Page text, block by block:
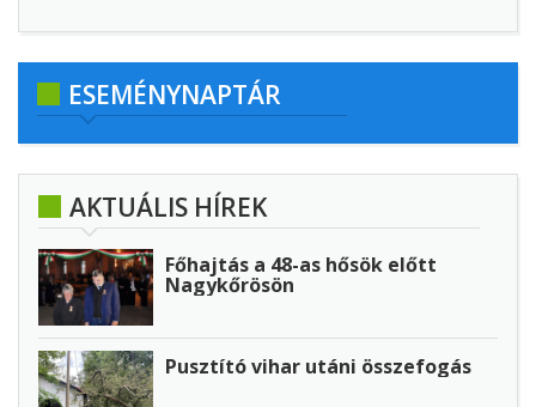
ESEMÉNYNAPTÁR
AKTUÁLIS HÍREK
Főhajtás a 48-as hősök előtt
Nagykőrösön
Pusztító vihar utáni összefogás